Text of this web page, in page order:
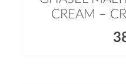
CREAM –